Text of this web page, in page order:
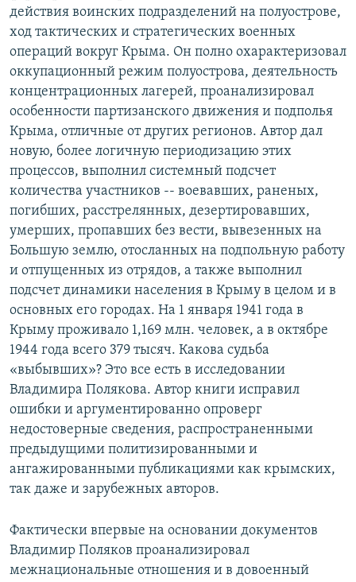
действия воинских подразделений на полуострове,
ход тактических и стратегических военных
операций вокруг Крыма. Он полно охарактеризовал
оккупационный режим полуострова, деятельность
концентрационных лагерей, проанализировал
особенности партизанского движения и подполья
Крыма, отличные от других регионов. Автор дал
новую, более логичную периодизацию этих
процессов, выполнил системный подсчет
количества участников -- воевавших, раненых,
погибших, расстрелянных, дезертировавших,
умерших, пропавших без вести, вывезенных на
Большую землю, отосланных на подпольную работу
и отпущенных из отрядов, а также выполнил
подсчет динамики населения в Крыму в целом и в
основных его городах. На 1 января 1941 года в
Крыму проживало 1,169 млн. человек, а в октябре
1944 года всего 379 тысяч. Какова судьба
«выбывших»? Это все есть в исследовании
Владимира Полякова. Автор книги исправил
ошибки и аргументированно опроверг
недостоверные сведения, распространенными
предыдущими политизированными и
ангажированными публикациями как крымских,
так даже и зарубежных авторов.
Фактически впервые на основании документов
Владимир Поляков проанализировал
межнациональные отношения и в довоенный